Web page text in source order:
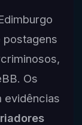
postagens
Os
evidências